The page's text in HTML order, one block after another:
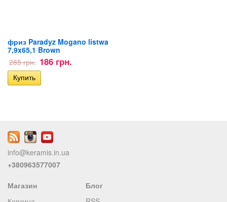
фриз Paradyz Mogano listwa
7,9x65,1 Brown
285 грн. 186 грн.
info@keramis.in.ua
+380963577007
Магазин
Блог